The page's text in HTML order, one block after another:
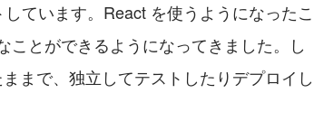
ています。React を使うようになったこ
ことができるようになってきました。し
まで、独立してテストしたりデプロイし